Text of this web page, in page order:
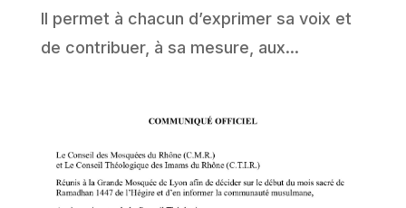
Il permet à chacun d’exprimer sa voix et
de contribuer, à sa mesure, aux...